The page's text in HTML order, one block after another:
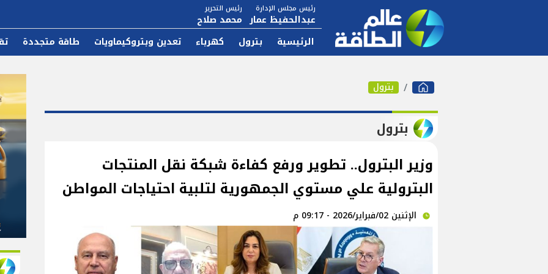
رئيس مجلس الإدارة
عبدالحفيظ عمار
رئيس التحرير
محمد صلاح
الرئيسية بترول كهرباء تعدين وبتروكيماويات طاقة متجددة
بترول
بترول
وزير البترول.. تطوير ورفع كفاءة شبكة نقل المنتجات
البترولية علي مستوي الجمهورية لتلبية احتياجات المواطن
الإثنين 02/فبراير/2026 - 09:17 م